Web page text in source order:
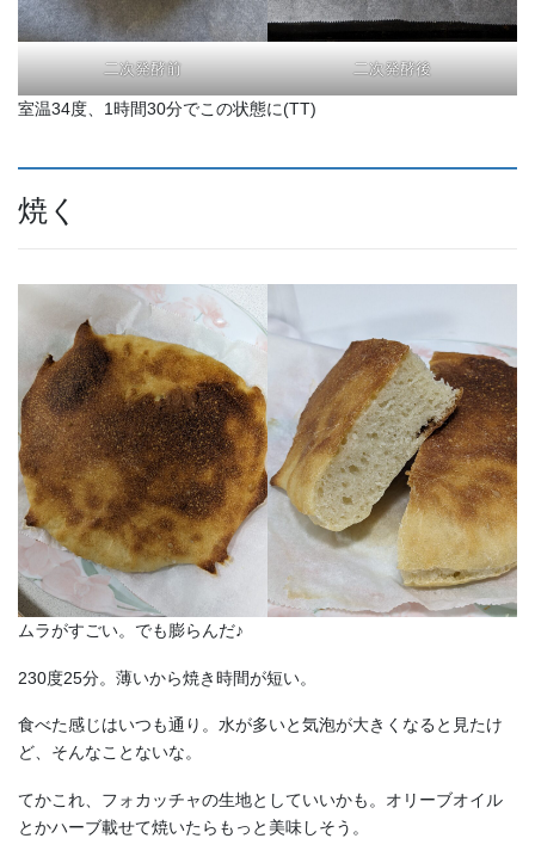
二次発酵前 二次発酵後
室温34度、1時間30分でこの状態に(⁠T⁠T⁠)
焼く
ムラがすごい。でも膨らんだ♪
230度25分。薄いから焼き時間が短い。
食べた感じはいつも通り。水が多いと気泡が大きくなると見たけ
ど、そんなことないな。
てかこれ、フォカッチャの生地としていいかも。オリーブオイル
とかハーブ載せて焼いたらもっと美味しそう。